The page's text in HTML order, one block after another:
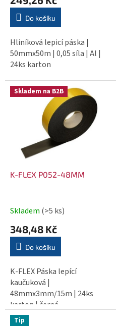
ů
Do košíku
Hliníková lepicí páska |
50mmx50m | 0,05 síla | Al |
24ks karton
Skladem na B2B
K-FLEX P052-48MM
Skladem (>5 ks)
348,48 Kč
Do košíku
K-FLEX Páska lepící
kaučuková |
48mmx3mm/15m | 24ks
karton | černá
Tip